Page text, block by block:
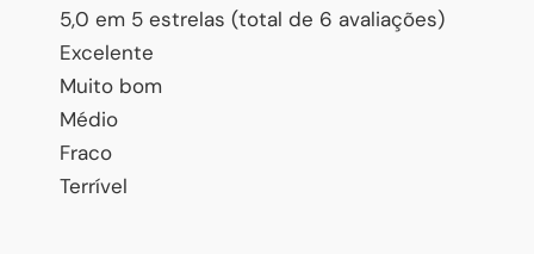
5,0 em 5 estrelas (total de 6 avaliações)
Excelente
Muito bom
Médio
Fraco
Terrível